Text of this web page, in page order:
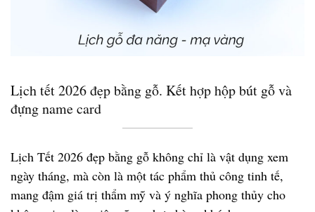
Lịch tết 2026 đẹp bằng gỗ. Kết hợp hộp bút gỗ và
đựng name card
Lịch Tết 2026 đẹp bằng gỗ không chỉ là vật dụng xem
ngày tháng, mà còn là một tác phẩm thủ công tinh tế,
mang đậm giá trị thẩm mỹ và ý nghĩa phong thủy cho